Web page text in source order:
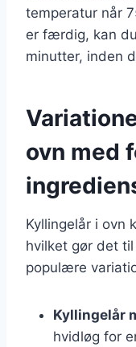
temperatur når
er færdig, kan
minutter, inden
ovn med
Kyllingelår i ovn
hvilket gør det
populære
Kyllingelår
hvidløg for